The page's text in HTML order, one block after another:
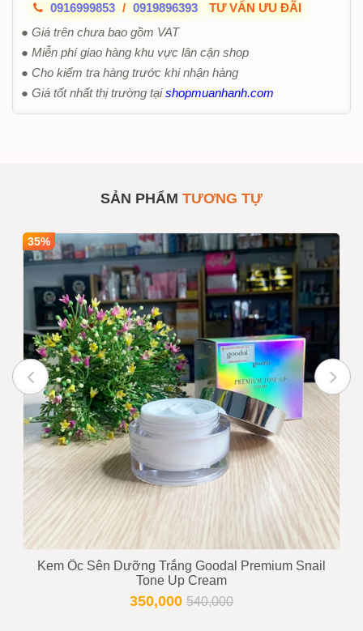
0916999853 / 0919896393
TƯ VẤN ƯU ĐÃI
● Giá trên chưa bao gồm VAT
● Miễn phí giao hàng khu vực lân cận shop
● Cho kiểm tra hàng trước khi nhận hàng
● Giá tốt nhất thị trường tạishopmuanhanh.com
SẢN PHẨM TƯƠNG TỰ
35%
Kem Ốc Sên Dưỡng Trắng Goodal Premium Snail
Tone Up Cream
350,000 540,000